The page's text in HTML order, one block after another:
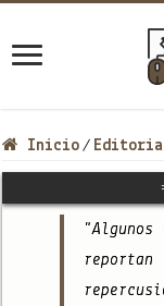
Inicio /